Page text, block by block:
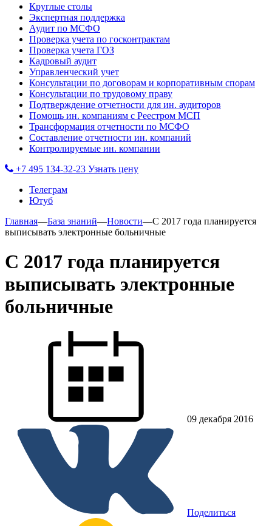
Круглые столы
Экспертная поддержка
Аудит по МСФО
Проверка учета по госконтрактам
Проверка учета ГОЗ
Кадровый аудит
Управленческий учет
Консультации по договорам и корпоративным спорам
Консультации по трудовому праву
Подтверждение отчетности для ин. аудиторов
Помощь ин. компаниям с Реестром МСП
Трансформация отчетности по МСФО
Составление отчетности ин. компаний
Контролируемые ин. компании
+7 495 134-32-23 Узнать цену
Телеграм
Ютуб
Главная—База знаний—Новости—С 2017 года планируется
выписывать электронные больничные
С 2017 года планируется
выписывать электронные
больничные
09 декабря 2016
Поделиться